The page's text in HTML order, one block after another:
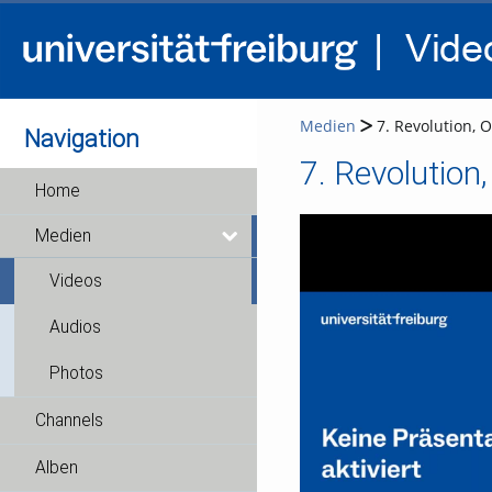
Navigation
Home
Medien
Videos
Audios
Photos
Channels
Alben
Medien 7. Revolution,
7.